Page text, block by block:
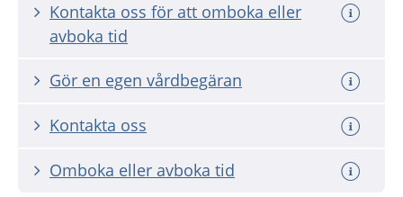
Kontakta oss för att omboka eller
avboka tid
Gör en egen vårdbegäran
Kontakta oss
Omboka eller avboka tid